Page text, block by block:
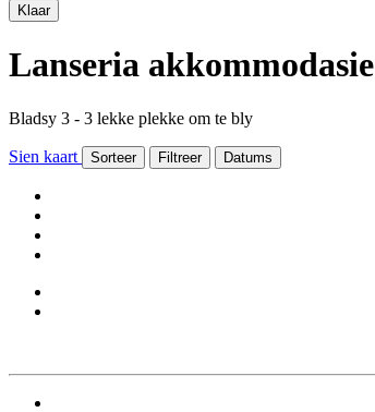
Klaar
Lanseria akkommodasie
Bladsy 3 - 3 lekke plekke om te bly
Sien kaart Sorteer Filtreer Datums